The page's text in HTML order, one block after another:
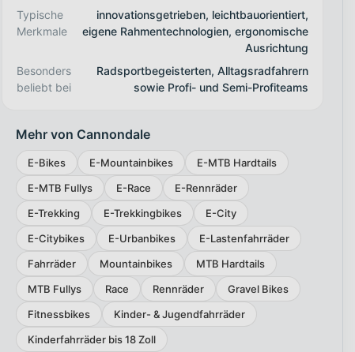
Typische
Merkmale
innovationsgetrieben, leichtbauorientiert,
eigene Rahmentechnologien, ergonomische
Ausrichtung
Besonders
beliebt bei
Radsportbegeisterten, Alltagsradfahrern
sowie Profi- und Semi-Profiteams
Mehr von Cannondale
E-Bikes E-Mountainbikes
E-MTB Hardtails
E-MTB Fullys
E-Race
E-Rennräder
E-Trekking
E-Trekkingbikes
E-City
E-Citybikes
E-Urbanbikes
E-Lastenfahrräder
Fahrräder
Mountainbikes
MTB Hardtails
MTB Fullys
Race Rennräder
Gravel Bikes
Fitnessbikes
Kinder- & Jugendfahrräder
Kinderfahrräder bis 18 Zoll